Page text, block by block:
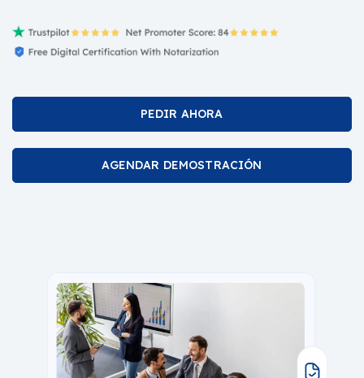
PEDIR AHORA
AGENDAR DEMOSTRACIÓN